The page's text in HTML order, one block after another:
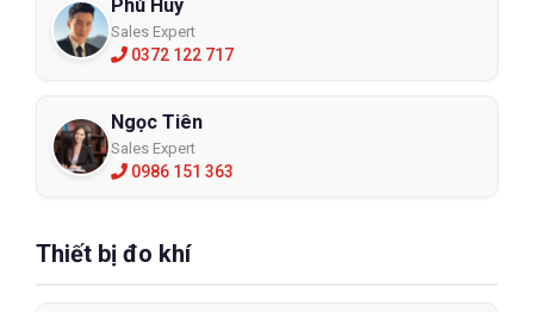
Phú Huy
Sales Expert
0372 122 717
Ngọc Tiên
Sales Expert
0986 151 363
Thiết bị đo khí